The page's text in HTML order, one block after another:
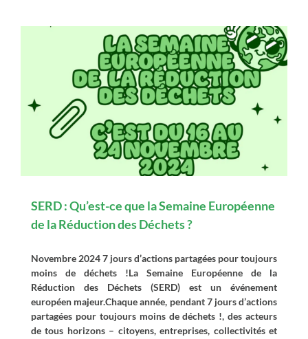
SERD : Qu’est-ce que la Semaine Européenne
de la Réduction des Déchets ?
Novembre 2024 7 jours d’actions partagées pour toujours
moins de déchets !La Semaine Européenne de la
Réduction des Déchets (SERD) est un événement
européen majeur.Chaque année, pendant 7 jours d’actions
partagées pour toujours moins de déchets !, des acteurs
de tous horizons – citoyens, entreprises, collectivités et